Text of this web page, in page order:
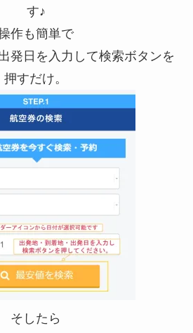
す♪
作も簡単で
発日を入力して検索ボタンを
押すだけ。
そしたら